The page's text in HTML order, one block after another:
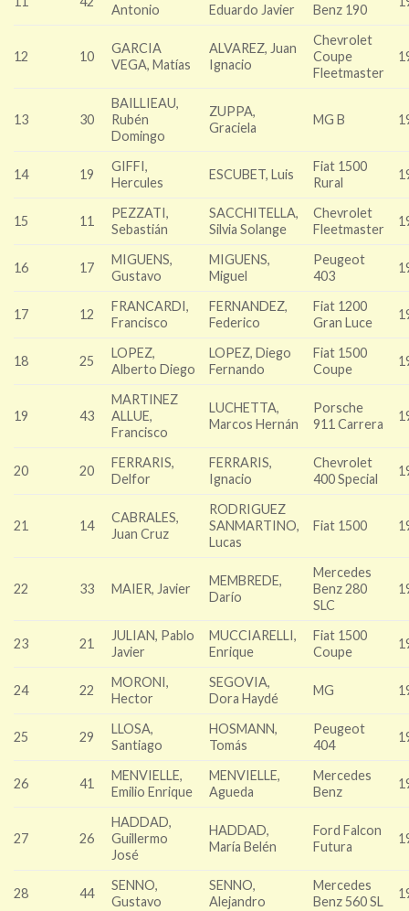
Antonio
Eduardo Javier
Benz 190
12 10
GARCIA
VEGA, Matías
ALVAREZ, Juan
Ignacio
Chevrolet
Coupe
Fleetmaster
13 30
BAILLIEAU,
Rubén
Domingo
ZUPPA,
Graciela
MG B
14 19
GIFFI,
Hercules
ESCUBET, Luis
Fiat 1500
Rural
15 11
PEZZATI,
Sebastián
SACCHITELLA,
Silvia Solange
Chevrolet
Fleetmaster
16 17
MIGUENS,
Gustavo
MIGUENS,
Miguel
Peugeot
403
17 12
FRANCARDI,
Francisco
FERNANDEZ,
Federico
Fiat 1200
Gran Luce
18 25
LOPEZ,
Alberto Diego
LOPEZ, Diego
Fernando
Fiat 1500
Coupe
19 43
MARTINEZ
ALLUE,
Francisco
LUCHETTA,
Marcos Hernán
Porsche
911 Carrera
20 20
FERRARIS,
Delfor
FERRARIS,
Ignacio
Chevrolet
400 Special
21 14
CABRALES,
Juan Cruz
RODRIGUEZ
SANMARTINO,
Lucas
Fiat 1500
22 33 MAIER, Javier
MEMBREDE,
Darío
Mercedes
Benz 280
SLC
23 21
JULIAN, Pablo
Javier
MUCCIARELLI,
Enrique
Fiat 1500
Coupe
24 22
MORONI,
Hector
SEGOVIA,
Dora Haydé
MG
25 29
LLOSA,
Santiago
HOSMANN,
Tomás
Peugeot
404
26 41
MENVIELLE,
Emilio Enrique
MENVIELLE,
Agueda
Mercedes
Benz
27 26
HADDAD,
Guillermo
José
HADDAD,
María Belén
Ford Falcon
Futura
28 44
SENNO,
Gustavo
SENNO,
Alejandro
Mercedes
Benz 560 SL